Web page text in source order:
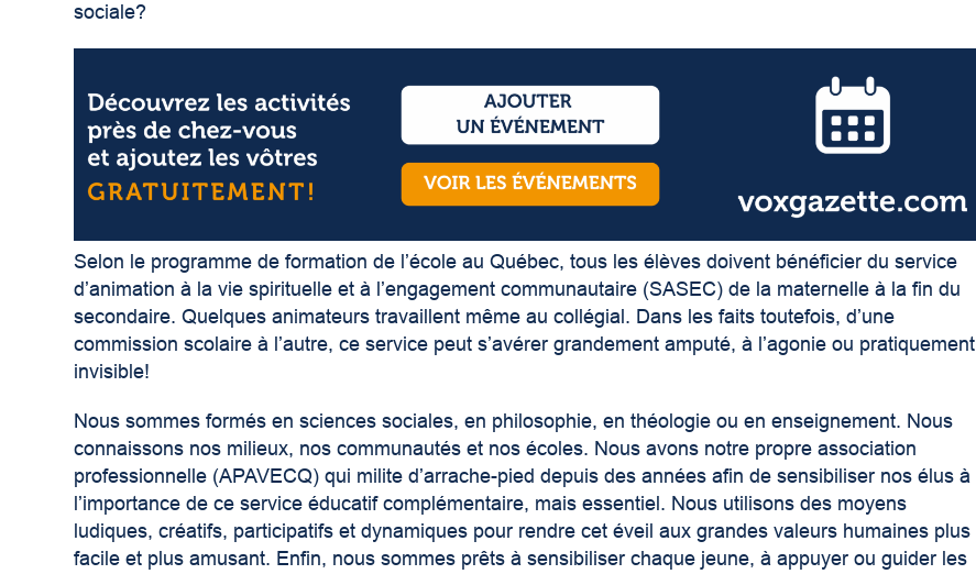
sociale?
Selon le programme de formation de l’école au Québec, tous les élèves doivent bénéficier du service
d’animation à la vie spirituelle et à l’engagement communautaire (SASEC) de la maternelle à la fin du
secondaire. Quelques animateurs travaillent même au collégial. Dans les faits toutefois, d’une
commission scolaire à l’autre, ce service peut s’avérer grandement amputé, à l’agonie ou pratiquement
invisible!
Nous sommes formés en sciences sociales, en philosophie, en théologie ou en enseignement. Nous
connaissons nos milieux, nos communautés et nos écoles. Nous avons notre propre association
professionnelle (APAVECQ) qui milite d’arrache-pied depuis des années afin de sensibiliser nos élus à
l’importance de ce service éducatif complémentaire, mais essentiel. Nous utilisons des moyens
ludiques, créatifs, participatifs et dynamiques pour rendre cet éveil aux grandes valeurs humaines plus
facile et plus amusant. Enfin, nous sommes prêts à sensibiliser chaque jeune, à appuyer ou guider les